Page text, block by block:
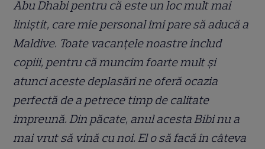
Abu Dhabi pentru că este un loc mult mai
liniștit, care mie personal îmi pare să aducă a
Maldive. Toate vacanțele noastre includ
copiii, pentru că muncim foarte mult și
atunci aceste deplasări ne oferă ocazia
perfectă de a petrece timp de calitate
împreună. Din păcate, anul acesta Bibi nu a
mai vrut să vină cu noi. El o să facă în câteva